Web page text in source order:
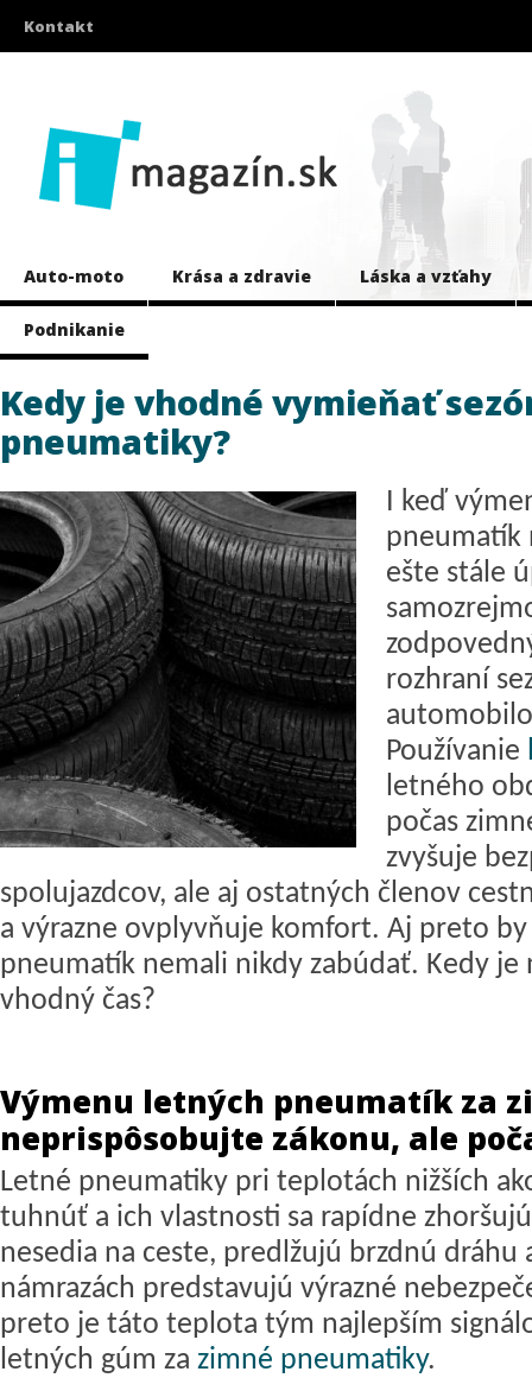
Kontakt
Auto-moto Krása a zdravie Láska a vzťahy
Podnikanie
Kedy je vhodné vymieňať
pneumatiky?
I keď
pneumatík
ešte stále
rozhraní
Používanie
letného
počas
zvyšuje
spolujazdcov, ale aj ostatných členov
a výrazne ovplyvňuje komfort. Aj preto
pneumatík nemali nikdy zabúdať. Kedy je
vhodný čas?
Výmenu letných pneumatík za
neprispôsobujte zákonu, ale
Letné pneumatiky pri teplotách nižších
tuhnúť a ich vlastnosti sa rapídne
nesedia na ceste, predlžujú brzdnú dráhu
námrazách predstavujú výrazné
preto je táto teplota tým najlepším
letných gúm za zimné pneumatiky.